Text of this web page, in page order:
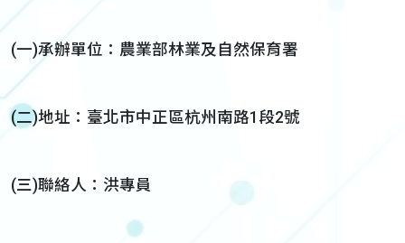
(一)承辦單位：農業部林業及自然保育署
(二)地址：臺北市中正區杭州南路1段2號
(三)聯絡人：洪專員